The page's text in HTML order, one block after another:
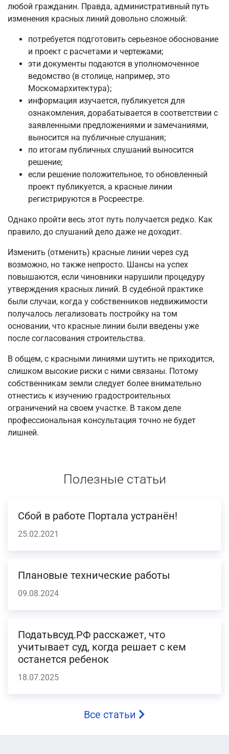
любой гражданин. Правда, административный путь
изменения красных линий довольно сложный:
потребуется подготовить серьезное обоснование
и проект с расчетами и чертежами;
эти документы подаются в уполномоченное
ведомство (в столице, например, это
Москомархитектура);
информация изучается, публикуется для
ознакомления, дорабатывается в соответствии с
заявленными предложениями и замечаниями,
выносится на публичные слушания;
по итогам публичных слушаний выносится
решение;
если решение положительное, то обновленный
проект публикуется, а красные линии
регистрируются в Росреестре.
Однако пройти весь этот путь получается редко. Как
правило, до слушаний дело даже не доходит.
Изменить (отменить) красные линии через суд
возможно, но также непросто. Шансы на успех
повышаются, если чиновники нарушили процедуру
утверждения красных линий. В судебной практике
были случаи, когда у собственников недвижимости
получалось легализовать постройку на том
основании, что красные линии были введены уже
после согласования строительства.
В общем, с красными линиями шутить не приходится,
слишком высокие риски с ними связаны. Потому
собственникам земли следует более внимательно
отнестись к изучению градостроительных
ограничений на своем участке. В таком деле
профессиональная консультация точно не будет
лишней.
Полезные статьи
Сбой в работе Портала устранён!
25.02.2021
Плановые технические работы
09.08.2024
Податьвсуд.РФ расскажет, что
учитывает суд, когда решает с кем
останется ребенок
18.07.2025
Все статьи